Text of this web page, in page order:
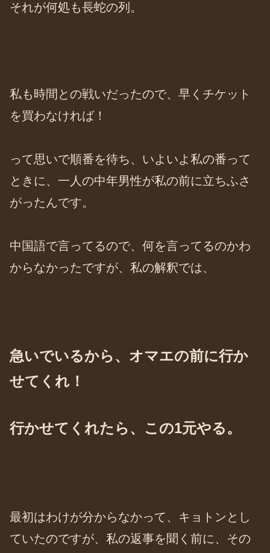
それが何処も長蛇の列。
私も時間との戦いだったので、早くチケット
を買わなければ！
って思いで順番を待ち、いよいよ私の番って
ときに、一人の中年男性が私の前に立ちふさ
がったんです。
中国語で言ってるので、何を言ってるのかわ
からなかったですが、私の解釈では、
急いでいるから、オマエの前に行か
せてくれ！
行かせてくれたら、この1元やる。
最初はわけが分からなかって、キョトンとし
ていたのですが、私の返事を聞く前に、その